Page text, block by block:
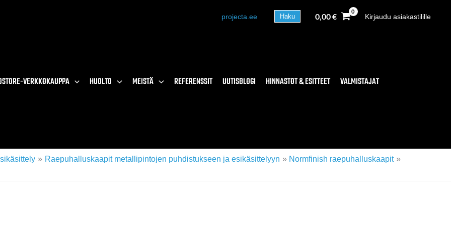
projecta.ee Haku 0,00€ Kirjaudu asiakastilille
VERKKOKAUPPA HUOLTO MEISTÄ REFERENSSIT UUTISBLOGI HINNASTOT & ESITTEET
VALMISTAJAT
Raepuhalluskaapit metallipintojen puhdistukseen ja esikäsittelyyn
Normfinish raepuhalluskaapit